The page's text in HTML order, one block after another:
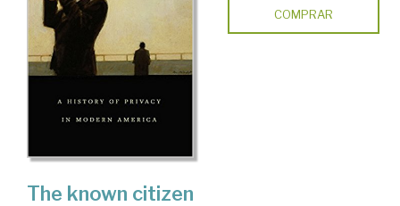
COMPRAR
The known citizen